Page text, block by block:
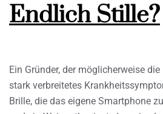
Endlich Stille?
Ein Gründer, der möglicherweise
stark verbreitetes
Brille, die das eigene Smartphone